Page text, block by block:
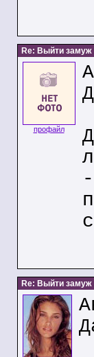
Re: Выйти замуж
профайл
Re: Выйти замуж